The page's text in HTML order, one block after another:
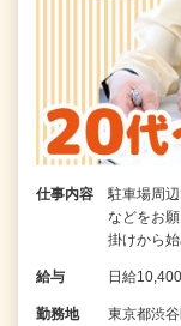
仕事内容
駐車場周
などをお
掛けから
給与 日給
勤務地
東京都渋